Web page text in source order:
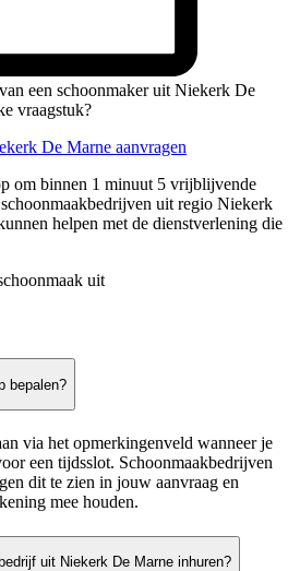
een schoonmaker uit Niekerk De
vraagstuk?
De Marne aanvragen
om binnen 1 minuut 5 vrijblijvende
uit regio Niekerk
helpen met de dienstverlening die
uit
bepalen?
via het opmerkingenveld wanneer je
een tijdsslot. Schoonmaakbedrijven
dit te zien in jouw aanvraag en
mee houden.
uit Niekerk De Marne inhuren?